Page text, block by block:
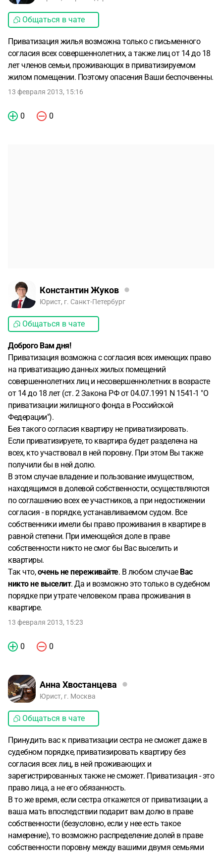
Общаться в чате
Приватизация жилья возможна только с письменного
согласия всех совершеннолетних, а также лиц от 14 до 18
лет членов семьи, проживающих в приватизируемом
жилом помещении. Поэтому опасения Ваши беспочвенны.
13 февраля 2013, 15:16
0 0
Константин Жуков
Юрист, г. Санкт-Петербург
Общаться в чате
Доброго Вам дня!
Приватизация возможна с согласия всех имеющих право
на приватизацию данных жилых помещений
совершеннолетних лиц и несовершеннолетних в возрасте
от 14 до 18 лет (ст. 2 Закона РФ от 04.07.1991 N 1541-1 "О
приватизации жилищного фонда в Российской
Федерации").
Без такого согласия квартиру не приватизировать.
Если приватизируете, то квартира будет разделена на
всех, кто участвовал в ней поровну. При этом Вы также
получили бы в ней долю.
В этом случае владение и пользование имуществом,
находящимся в долевой собственности, осуществляются
по соглашению всех ее участников, а при недостижении
согласия - в порядке, устанавливаемом судом. Все
собственники имели бы право проживания в квартире в
равной степени. При имеющейся доле в праве
собственности никто не смог бы Вас выселить и
квартиры.
Так что,очень не переживайте. В любом случае Вас
никто не выселит. Да и возможно это только в судебном
порядке при утрате человеком права проживания в
квартире.
13 февраля 2013, 15:23
0 0
Анна Хвостанцева
Юрист, г. Москва
Общаться в чате
Принудить вас к приватизации сестра не сможет даже в
судебном порядке, приватизировать квартиру без
согласия всех лиц, в ней проживающих и
зарегистрированных также не сможет. Приватизация - это
право лица, а не его обязанность.
В то же время, если сестра откажется от приватизации, а
ваша мать впоследствии подарит вам долю в праве
собственности (безусловно, если у нее есть такое
намерение), то возможно распределение долей в праве
собственности поровну между вашими двумя семьями